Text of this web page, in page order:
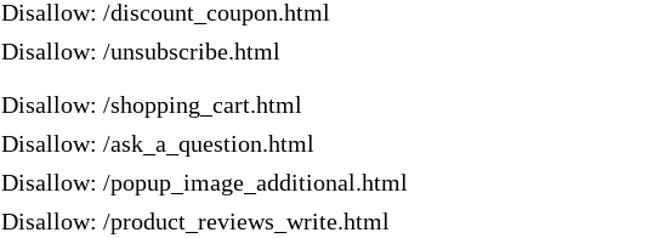
Disallow: /discount_coupon.html
Disallow: /unsubscribe.html
Disallow: /shopping_cart.html
Disallow: /ask_a_question.html
Disallow: /popup_image_additional.html
Disallow: /product_reviews_write.html